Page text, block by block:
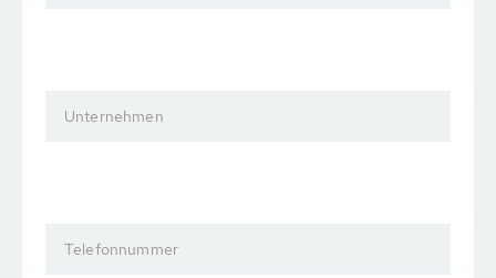
Unternehmen
Telefonnummer